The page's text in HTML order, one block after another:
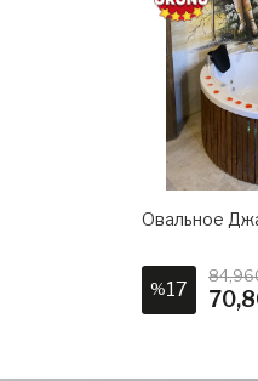
Овальное
%17